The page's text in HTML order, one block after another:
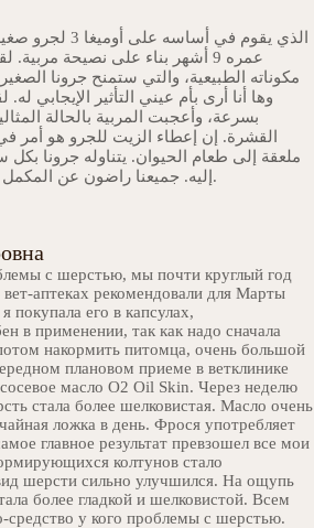
عمره 9 أشهر بناء على نصيحة
مكوناته الطبيعية، والتي ستمنح جرونا
وها أنا أرى بأم عيني التأثير الإيجابي
بسرعة، وأعجبت المربية بالحالة
القشرة. إن إعطاء الزيت للجرو هو أمر
ملعقة إلى طعام الحيوان. يتناوله جرونا بكل
إليه. جميعنا راضون عن المكمل الغذائي، نوصي باستخدامه.
с шерстью, мы почти круглый год
аптеках рекомендовали для Марты
покупала его в капсулах,
в применении, так как надо сначала
накормить питомца, очень большой
плановом приеме в ветклинике
масло O2 Oil Skin. Через неделю
стала более шелковистая. Масло очень
ложка в день. Фрося употребляет
главное результат превзошел все мои
колтунов стало
шерсти сильно улучшился. На ощупь
более гладкой и шелковистой. Всем
средство у кого проблемы с шерстью.